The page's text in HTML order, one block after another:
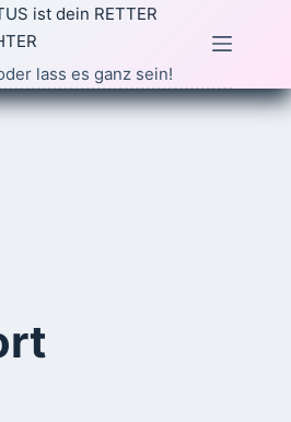
ist dein RETTER
lass es ganz sein!